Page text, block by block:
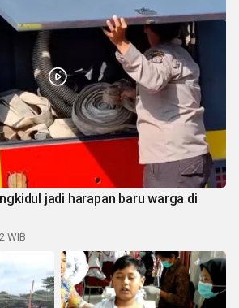
jadi harapan baru warga di
WIB